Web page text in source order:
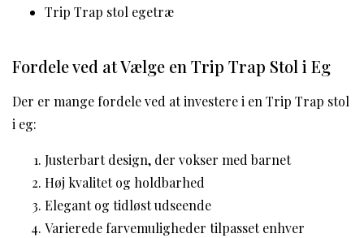
Trip Trap stol egetræ
Fordele ved at Vælge en Trip Trap Stol i Eg
Der er mange fordele ved at investere i en Trip Trap stol
i eg:
Justerbart design, der vokser med barnet
Høj kvalitet og holdbarhed
Elegant og tidløst udseende
Varierede farvemuligheder tilpasset enhver